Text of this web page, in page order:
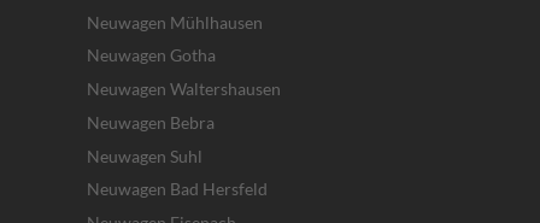
Neuwagen Mühlhausen
Neuwagen Gotha
Neuwagen Waltershausen
Neuwagen Bebra
Neuwagen Suhl
Neuwagen Bad Hersfeld